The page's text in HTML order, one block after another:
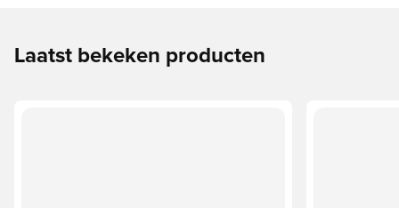
Laatst bekeken producten